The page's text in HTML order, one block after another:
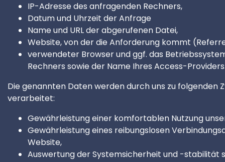
IP-Adresse des anfragenden Rechners,
Datum und Uhrzeit der Anfrage
Name und URL der abgerufenen Datei,
Website, von der die Anforderung kommt
verwendeter Browser und ggf. das
Rechners sowie der Name Ihres Access-
Die genannten Daten werden durch uns zu folgenden
verarbeitet:
Gewährleistung einer komfortablen Nutzung
Gewährleistung eines reibungslosen
Website,
Auswertung der Systemsicherheit und -stabilität